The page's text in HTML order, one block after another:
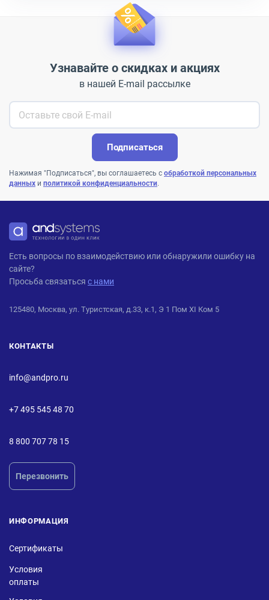
Узнавайте о скидках и акциях
в нашей E-mail рассылке
Подписаться
Нажимая "Подписаться", вы соглашаетесь с обработкой персональных
данных и политикой конфиденциальности.
ANDPRO
Есть вопросы по взаимодействию или обнаружили ошибку на
сайте?
Просьба связаться с нами
125480, Москва, ул. Туристская, д.33, к.1, Э 1 Пом XI Ком 5
КОНТАКТЫ
info@andpro.ru
+7 495 545 48 70
8 800 707 78 15
Перезвонить
ИНФОРМАЦИЯ
Сертификаты
Условия
оплаты